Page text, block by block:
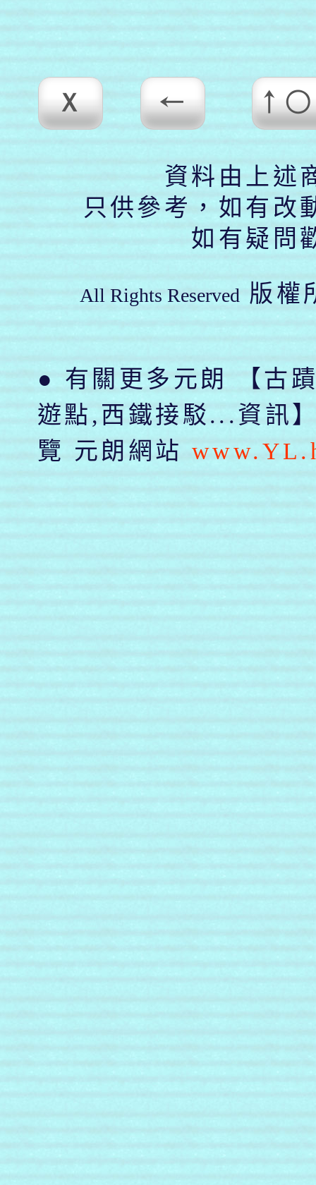
X ←
資料由上述
只供參考，如有改
如有疑問
All Rights Reserved 版權
● 有關更多元朗 【古
遊點,西鐵接駁...資訊
覽 元朗網站